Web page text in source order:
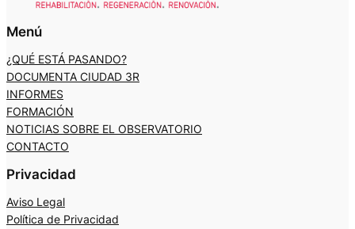
Menú
¿QUÉ ESTÁ PASANDO?
DOCUMENTA CIUDAD 3R
INFORMES
FORMACIÓN
NOTICIAS SOBRE EL OBSERVATORIO
CONTACTO
Privacidad
Aviso Legal
Política de Privacidad